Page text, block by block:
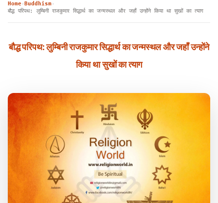
Home› Buddhism›
बौद्ध परिपथ: लुम्बिनी राजकुमार सिद्धार्थ का जन्मस्थल और जहाँ उन्होंने किया था सुखों का त्याग
बौद्ध परिपथ: लुम्बिनी राजकुमार सिद्धार्थ का जन्मस्थल और जहाँ उन्होंने
किया था सुखों का त्याग